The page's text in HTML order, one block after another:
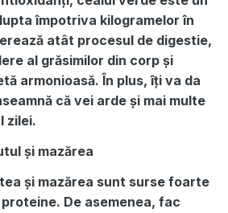
împotriva kilogramelor în
atât procesul de digestie,
al grăsimilor din corp și
armonioasă. În plus, îți va da
că vei arde și mai multe
zilei.
și mazărea
și mazărea sunt surse foarte
De asemenea, fac